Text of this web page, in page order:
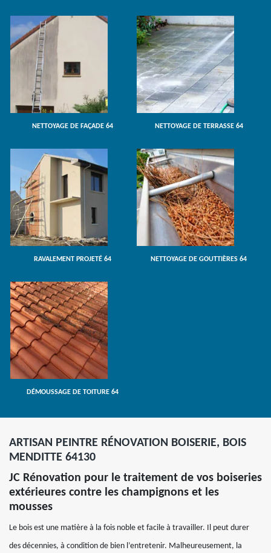
NETTOYAGE DE FAÇADE 64 NETTOYAGE DE TERRASSE 64
RAVALEMENT PROJETÉ 64 NETTOYAGE DE GOUTTIÈRES 64
DÉMOUSSAGE DE TOITURE 64
ARTISAN PEINTRE RÉNOVATION BOISERIE, BOIS
MENDITTE 64130
JC Rénovation pour le traitement de vos boiseries
extérieures contre les champignons et les
mousses
Le bois est une matière à la fois noble et facile à travailler. Il peut durer
des décennies, à condition de bien l’entretenir. Malheureusement, la